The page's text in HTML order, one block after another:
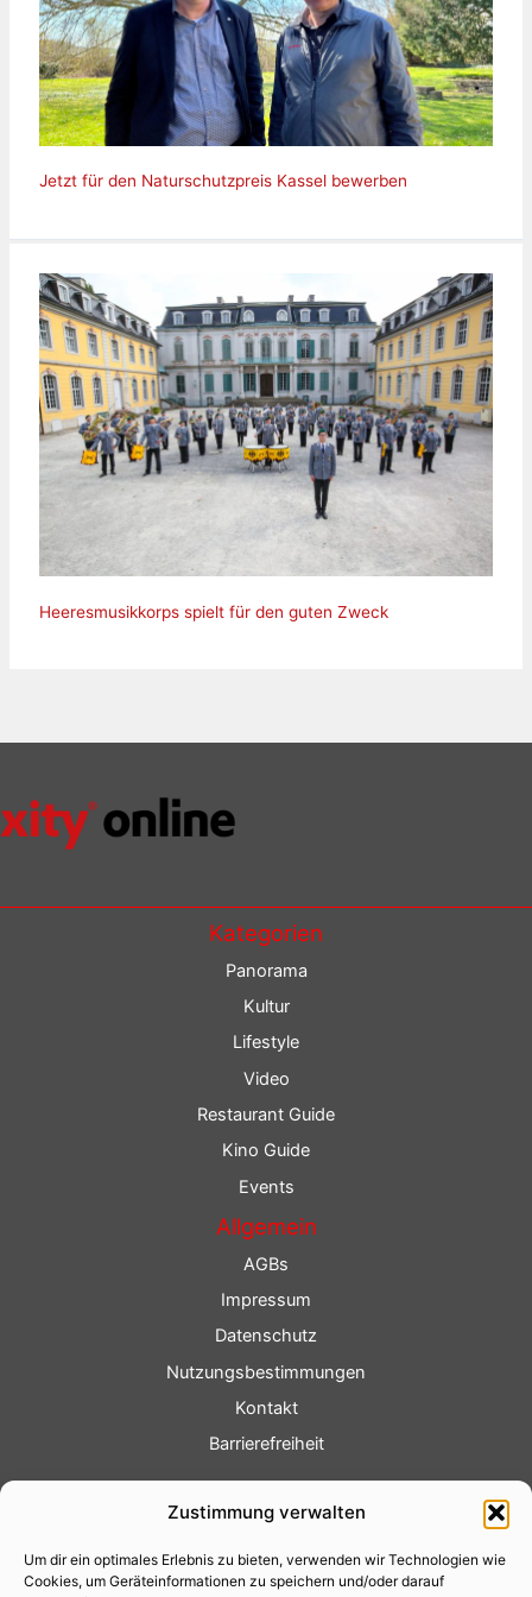
Zustimmung verwalten
Um dir ein optimales Erlebnis zu bieten, verwenden wir Technologien wie
Cookies, um Geräteinformationen zu speichern und/oder darauf
Jetzt für den Naturschutzpreis Kassel bewerben
Heeresmusikkorps spielt für den guten Zweck
Kategorien
Panorama
Kultur
Lifestyle
Video
Restaurant Guide
Kino Guide
Events
Allgemein
AGBs
Impressum
Datenschutz
Nutzungsbestimmungen
Kontakt
Barrierefreiheit
Fotoservice
Videoservice